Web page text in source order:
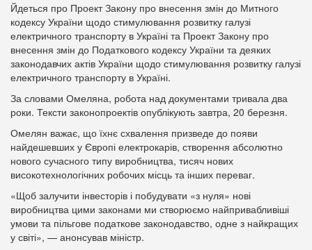
Йдеться про Проект Закону про внесення змін до Митного
кодексу України щодо стимулювання розвитку галузі
електричного транспорту в Україні та Проект Закону про
внесення змін до Податкового кодексу України та деяких
законодавчих актів України щодо стимулювання розвитку галузі
електричного транспорту в Україні.
За словами Омеляна, робота над документами тривала два
роки. Тексти законопроектів опублікують завтра, 20 березня.
Омелян важає, що їхнє схвалення призведе до появи
найдешевших у Європі електрокарів, створення абсолютно
нового сучасного типу виробництва, тисяч нових
високотехнологічних робочих місць та інших переваг.
«Щоб залучити інвесторів і побудувати «з нуля» нові
виробництва цими законами ми створюємо найпривабливіші
умови та пільгове податкове законодавство, одне з найкращих
у світі», — анонсував міністр.